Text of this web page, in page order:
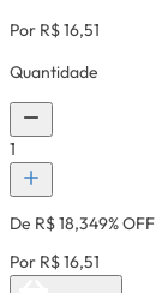
Por R$ 16,51
Quantidade
1
De R$ 18,349% OFF
Por R$ 16,51